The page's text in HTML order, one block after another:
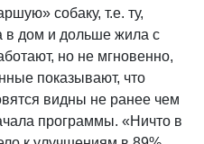
собаку, т.е. ту,
в дом и дольше жила с
но не мгновенно,
показывают, что
видны не ранее чем
программы. «Ничто в